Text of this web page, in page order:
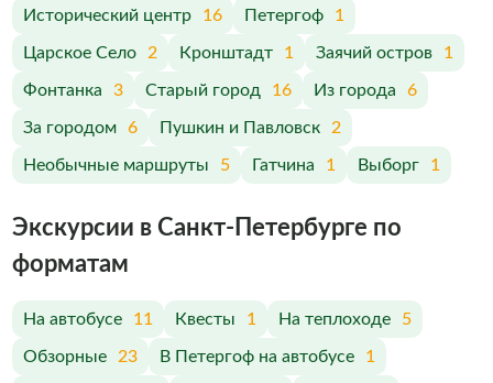
Исторический центр 16 Петергоф 1
Царское Село 2 Кронштадт 1 Заячий остров 1
Фонтанка 3 Старый город 16 Из города 6
За городом 6 Пушкин и Павловск 2
Необычные маршруты 5 Гатчина 1 Выборг 1
Экскурсии в Санкт-Петербурге по
форматам
На автобусе 11 Квесты 1 На теплоходе 5
Обзорные 23 В Петергоф на автобусе 1